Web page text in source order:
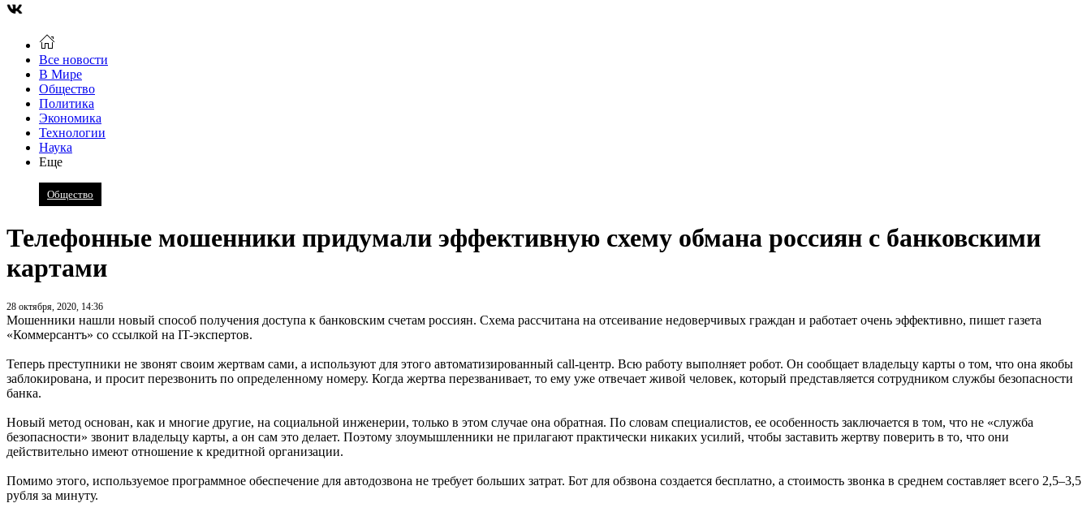
Все новости
В Мире
Общество
Политика
Экономика
Технологии
Наука
Еще
Общество
Телефонные мошенники придумали эффективную схему обмана россиян с банковскими
картами
28 октября, 2020, 14:36
Мошенники нашли новый способ получения доступа к банковским счетам россиян. Схема рассчитана на отсеивание недоверчивых граждан и работает очень эффективно, пишет газета
«Коммерсантъ» со ссылкой на IT-экспертов.
Теперь преступники не звонят своим жертвам сами, а используют для этого автоматизированный call-центр. Всю работу выполняет робот. Он сообщает владельцу карты о том, что она якобы
заблокирована, и просит перезвонить по определенному номеру. Когда жертва перезванивает, то ему уже отвечает живой человек, который представляется сотрудником службы безопасности
банка.
Новый метод основан, как и многие другие, на социальной инженерии, только в этом случае она обратная. По словам специалистов, ее особенность заключается в том, что не «служба
безопасности» звонит владельцу карты, а он сам это делает. Поэтому злоумышленники не прилагают практически никаких усилий, чтобы заставить жертву поверить в то, что они
действительно имеют отношение к кредитной организации.
Помимо этого, используемое программное обеспечение для автодозвона не требует больших затрат. Бот для обзвона создается бесплатно, а стоимость звонка в среднем составляет всего 2,5–3,5
рубля за минуту.